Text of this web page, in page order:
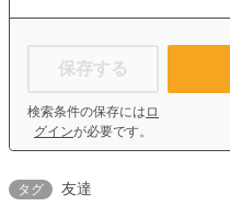
保存する
検索条件の保存には ロ
グインが必要です。
タグ 友達